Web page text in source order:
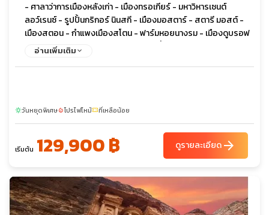
- ศาลาว่าการเมืองหลังเก่า - เมืองทรอเกียร์ - มหาวิหารเซนต์
ลอว์เรนซ์ - รูปปั้นกริกอร์ นินสกี - เมืองมอสตาร์ - สตารี มอสต์ -
เมืองสตอน - กำแพงเมืองสโตน - ฟาร์มหอยนางรม - เมืองดูบรอฟ
นิค - กำแพงเมืองโบราณ - ประตูพาย - น้ำพุโอโนฟริโอ - พระอาราม
อ่านเพิ่มเติม
sunnyวันหยุดพิเศษlocal_fire_departmentโปรไฟไหม้confirmation_numberที่เหลือน้อย
เริ่มต้น 129,900 ฿ ดูรายละเอียดarrow_forward